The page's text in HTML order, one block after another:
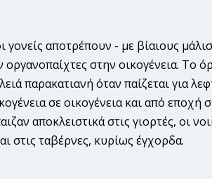
γονείς αποτρέπουν - με βίαιους
στην οικογένεια. Το
παρακατιανή όταν παίζεται για
σε οικογένεια και από εποχή
αποκλειστικά στις γιορτές, οι
στις ταβέρνες, κυρίως έγχορδα.